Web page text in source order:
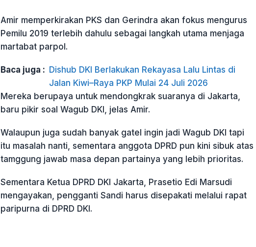
Amir memperkirakan PKS dan Gerindra akan fokus mengurus
Pemilu 2019 terlebih dahulu sebagai langkah utama menjaga
martabat parpol.
Baca juga : Dishub DKI Berlakukan Rekayasa Lalu Lintas di
Jalan Kiwi–Raya PKP Mulai 24 Juli 2026
Mereka berupaya untuk mendongkrak suaranya di Jakarta,
baru pikir soal Wagub DKI, jelas Amir.
Walaupun juga sudah banyak gatel ingin jadi Wagub DKI tapi
itu masalah nanti, sementara anggota DPRD pun kini sibuk atas
tamggung jawab masa depan partainya yang lebih prioritas.
Sementara Ketua DPRD DKI Jakarta, Prasetio Edi Marsudi
mengayakan, pengganti Sandi harus disepakati melalui rapat
paripurna di DPRD DKI.